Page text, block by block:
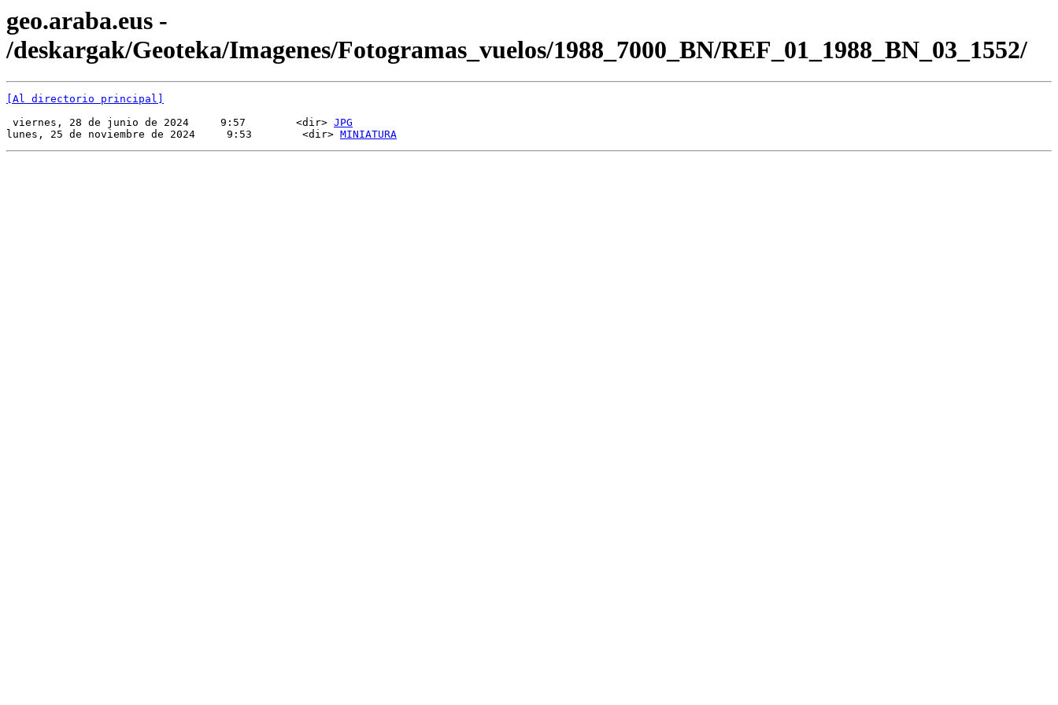
geo.araba.eus -
/deskargak/Geoteka/Imagenes/Fotogramas_vuelos/1988_7000_BN/REF_01_1988_BN_03_1552/
[Al directorio principal]
viernes, 28 de junio de 2024     9:57        <dir> JPG
lunes, 25 de noviembre de 2024     9:53        <dir> MINIATURA